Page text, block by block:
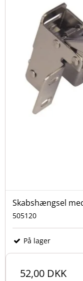
Skabshængsel
505120
På lager
52,00 DKK